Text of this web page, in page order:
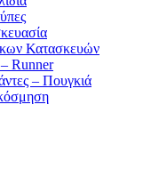
Κατασκευών
Runner
– Πουγκιά